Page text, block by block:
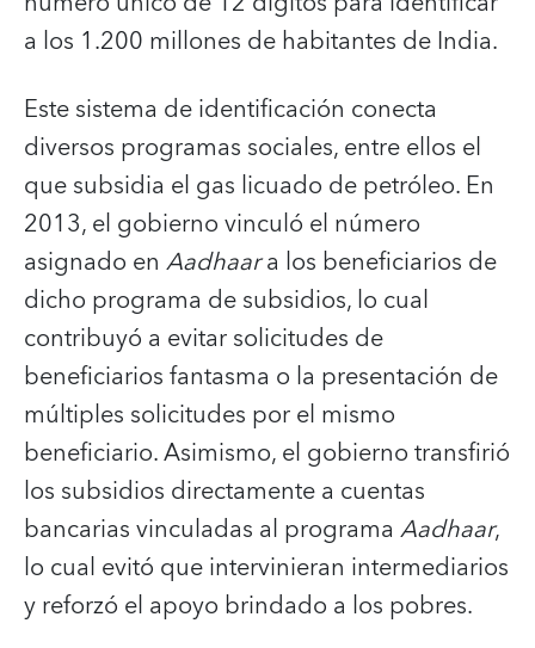
a los 1.200 millones de habitantes de India.
Este sistema de identificación conecta
diversos programas sociales, entre ellos el
que subsidia el gas licuado de petróleo. En
2013, el gobierno vinculó el número
asignado en Aadhaara los beneficiarios de
dicho programa de subsidios, lo cual
contribuyó a evitar solicitudes de
beneficiarios fantasma o la presentación de
múltiples solicitudes por el mismo
beneficiario. Asimismo, el gobierno transfirió
los subsidios directamente a cuentas
bancarias vinculadas al programa Aadhaar,
lo cual evitó que intervinieran intermediarios
y reforzó el apoyo brindado a los pobres.